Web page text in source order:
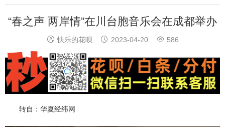
“春之声 两岸情”在川台胞音乐会在成都举办
 快乐的花呗  2023-04-20  586
转自：华夏经纬网